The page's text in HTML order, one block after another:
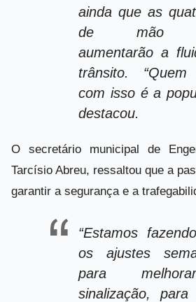
ainda que as
de mão
aumentarão a
trânsito. “Quem
com isso é a
destacou.
O secretário municipal de
Tarcísio Abreu, ressaltou que a
garantir a segurança e a
“Estamos
os ajustes
para
sinalização,